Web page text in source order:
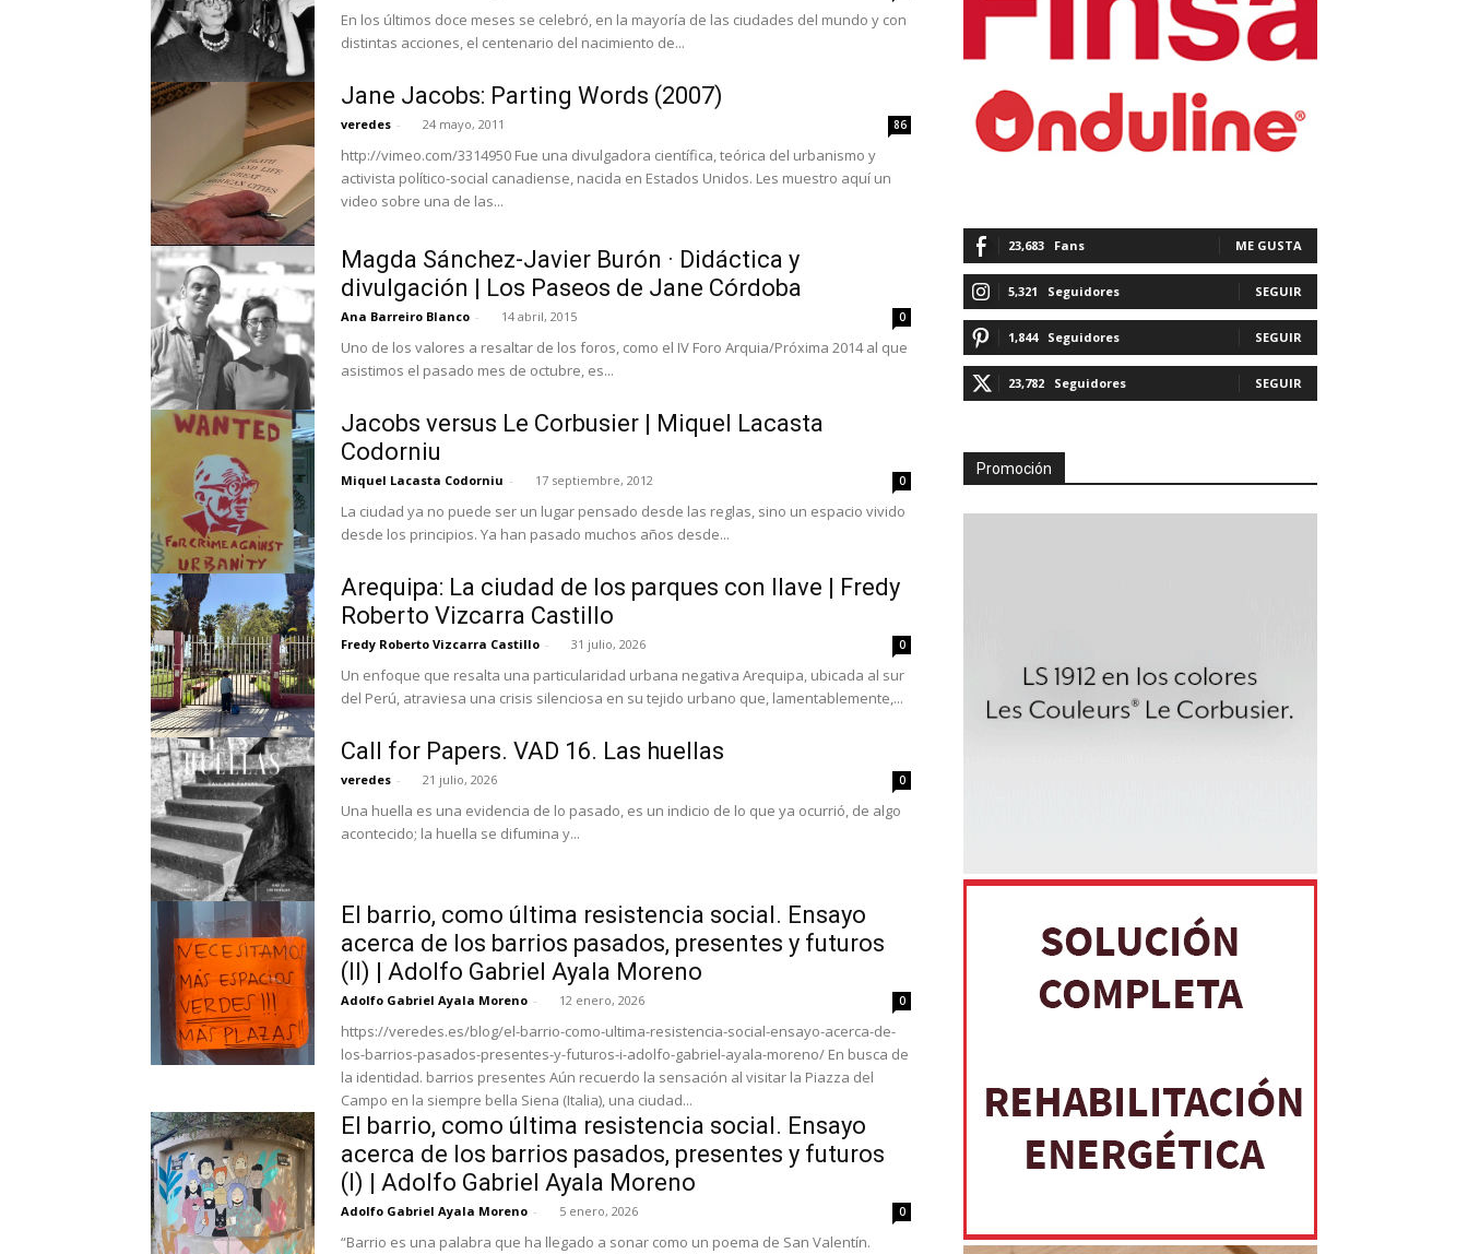
En los últimos doce meses se celebró, en la mayoría de las ciudades del mundo y con
distintas acciones, el centenario del nacimiento de...
Jane Jacobs: Parting Words (2007)
veredes - 24 mayo, 2011 86
http://vimeo.com/3314950 Fue una divulgadora científica, teórica del urbanismo y
activista político-social canadiense, nacida en Estados Unidos. Les muestro aquí un
video sobre una de las...
Magda Sánchez-Javier Burón · Didáctica y
divulgación | Los Paseos de Jane Córdoba
Ana Barreiro Blanco - 14 abril, 2015 0
Uno de los valores a resaltar de los foros, como el IV Foro Arquia/Próxima 2014 al que
asistimos el pasado mes de octubre, es...
Jacobs versus Le Corbusier | Miquel Lacasta
Codorniu
Miquel Lacasta Codorniu - 17 septiembre, 2012 0
La ciudad ya no puede ser un lugar pensado desde las reglas, sino un espacio vivido
desde los principios. Ya han pasado muchos años desde...
Arequipa: La ciudad de los parques con llave | Fredy
Roberto Vizcarra Castillo
Fredy Roberto Vizcarra Castillo - 31 julio, 2026 0
Un enfoque que resalta una particularidad urbana negativa Arequipa, ubicada al sur
del Perú, atraviesa una crisis silenciosa en su tejido urbano que, lamentablemente,...
Call for Papers. VAD 16. Las huellas
veredes - 21 julio, 2026 0
Una huella es una evidencia de lo pasado, es un indicio de lo que ya ocurrió, de algo
acontecido; la huella se difumina y...
El barrio, como última resistencia social. Ensayo
acerca de los barrios pasados, presentes y futuros
(II) | Adolfo Gabriel Ayala Moreno
Adolfo Gabriel Ayala Moreno - 12 enero, 2026 0
https://veredes.es/blog/el-barrio-como-ultima-resistencia-social-ensayo-acerca-de-
los-barrios-pasados-presentes-y-futuros-i-adolfo-gabriel-ayala-moreno/ En busca de
la identidad. barrios presentes Aún recuerdo la sensación al visitar la Piazza del
Campo en la siempre bella Siena (Italia), una ciudad...
El barrio, como última resistencia social. Ensayo
acerca de los barrios pasados, presentes y futuros
(I) | Adolfo Gabriel Ayala Moreno
Adolfo Gabriel Ayala Moreno - 5 enero, 2026 0
“Barrio es una palabra que ha llegado a sonar como un poema de San Valentín.
23,683 Fans ME GUSTA
5,321 Seguidores SEGUIR
1,844 Seguidores SEGUIR
23,782 Seguidores SEGUIR
Promoción